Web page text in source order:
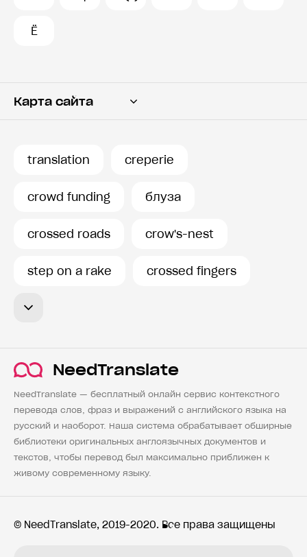
Ё
Карта сайта
translation creperie
crowd funding блуза
crossed roads crow's-nest
step on a rake crossed fingers
NeedTranslate
NeedTranslate — бесплатный онлайн сервис контекстного
перевода слов, фраз и выражений с английского языка на
русский и наоборот. Наша система обрабатывает обширные
библиотеки оригинальных англоязычных документов и
текстов, чтобы перевод был максимально приближен к
живому современному языку.
© NeedTranslate, 2019-2020. Все права защищены